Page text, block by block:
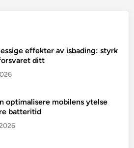
effekter av isbading: styrk
ditt
optimalisere mobilens ytelse
batteritid